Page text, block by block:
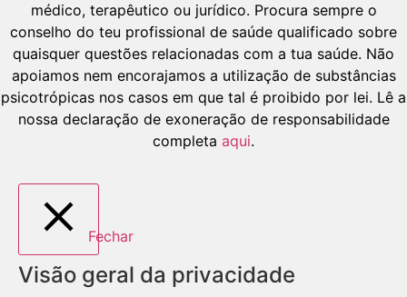
médico, terapêutico ou jurídico. Procura sempre o
conselho do teu profissional de saúde qualificado sobre
quaisquer questões relacionadas com a tua saúde. Não
apoiamos nem encorajamos a utilização de substâncias
psicotrópicas nos casos em que tal é proibido por lei. Lê a
nossa declaração de exoneração de responsabilidade
completa aqui.
Fechar
Visão geral da privacidade